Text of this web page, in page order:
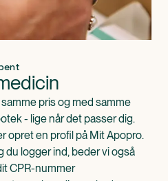
pris og med samme
- lige når det passer dig.
opret en profil på Mit Apopro.
du logger ind, beder vi også
CPR-nummer